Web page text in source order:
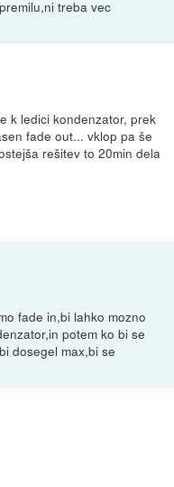
treba vec
k ledici kondenzator, prek
fade out... vklop pa še
rešitev to 20min dela
fade in,bi lahko mozno
potem ko bi se
dosegel max,bi se